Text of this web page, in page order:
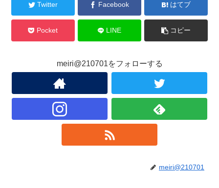
Twitter Facebook はてブ
Pocket LINE コピー
meiri@210701をフォローする
meiri@210701